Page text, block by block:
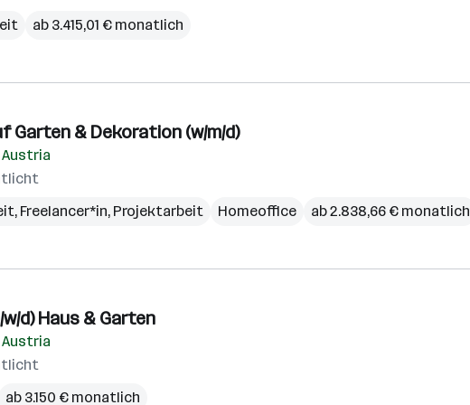
ab 3.415,01 € monatlich
Garten & Dekoration (w/m/d)
Austria
Freelancer*in, Projektarbeit Homeoffice ab 2.838,66 € monatlich
d) Haus & Garten
Austria
ab 3.150 € monatlich